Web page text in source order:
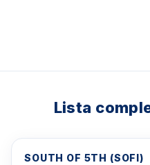
Lista
SOUTH OF 5TH (SOFI)